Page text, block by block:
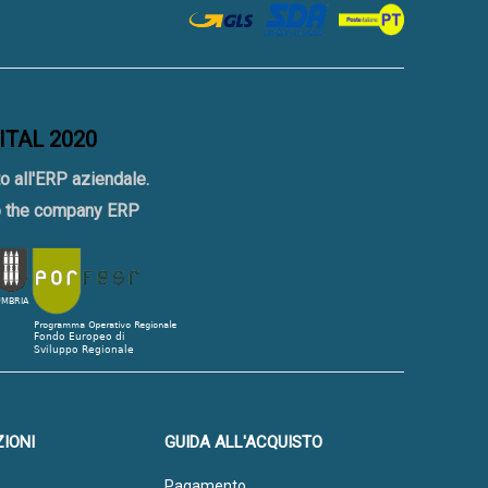
2020
all'ERP aziendale.
company ERP
GUIDA ALL'ACQUISTO